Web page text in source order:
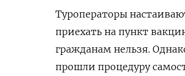
Туроператоры
приехать на пункт
гражданам нельзя.
прошли процедуру